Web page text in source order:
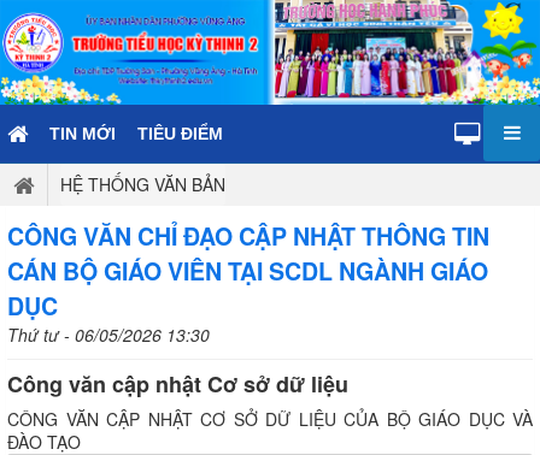
TIN MỚI TIÊU ĐIỂM
HỆ THỐNG VĂN BẢN
CÔNG VĂN CHỈ ĐẠO CẬP NHẬT THÔNG TIN
CÁN BỘ GIÁO VIÊN TẠI SCDL NGÀNH GIÁO
DỤC
Thứ tư - 06/05/2026 13:30
Công văn cập nhật Cơ sở dữ liệu
CÔNG VĂN CẬP NHẬT CƠ SỞ DỮ LIỆU CỦA BỘ GIÁO DỤC VÀ
ĐÀO TẠO